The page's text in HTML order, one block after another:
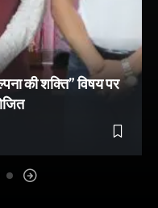
की शक्ति” विषय पर